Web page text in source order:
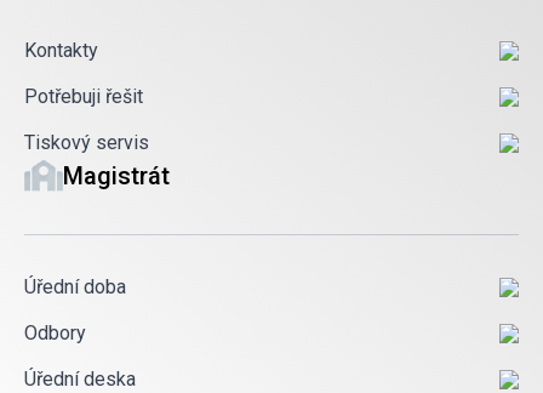
Kontakty
Potřebuji řešit
Tiskový servis
Magistrát
Úřední doba
Odbory
Úřední deska